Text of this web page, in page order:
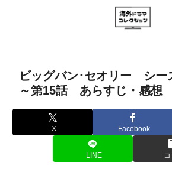
ビッグバン･セオリー シ
～第15話 あらすじ・感想
X Facebook
LINE